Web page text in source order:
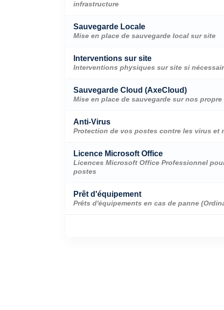
infrastructure
Sauvegarde Locale
Mise en place de sauvegarde local sur site
Interventions sur site
Interventions physiques sur site si
Sauvegarde Cloud (AxeCloud)
Mise en place de sauvegarde sur nos
Anti-Virus
Protection de vos postes contre les virus et
Licence Microsoft Office
Licences Microsoft Office Professionnel
postes
Prêt d'équipement
Prêts d'équipements en cas de panne